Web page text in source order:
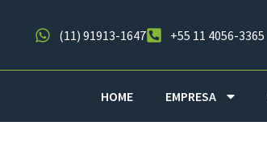
(11) 91913-1647 +55 11 4056-3365
HOME EMPRESA